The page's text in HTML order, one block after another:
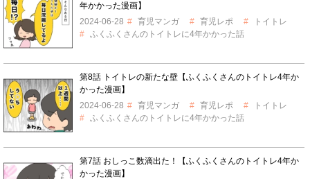
年かかった漫画】
2024-06-28
育児マンガ 育児レポ
トイトレ
ふくふくさんのトイトレに4年かかった話
第8話 トイトレの新たな壁【ふくふくさんのトイトレ4年か
かった漫画】
2024-06-28
育児マンガ 育児レポ
トイトレ
ふくふくさんのトイトレに4年かかった話
第7話 おしっこ数滴出た！【ふくふくさんのトイトレ4年か
かった漫画】